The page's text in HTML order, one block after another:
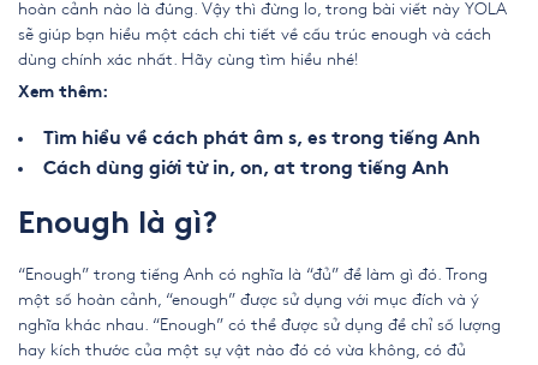
hoàn cảnh nào là đúng. Vậy thì đừng lo, trong bài viết này YOLA
sẽ giúp bạn hiểu một cách chi tiết về cấu trúc enough và cách
dùng chính xác nhất. Hãy cùng tìm hiểu nhé!
Xem thêm:
Tìm hiểu về cách phát âm s, es trong tiếng Anh
Cách dùng giới từ in, on, at trong tiếng Anh
Enough là gì?
“Enough” trong tiếng Anh có nghĩa là “đủ” để làm gì đó. Trong
một số hoàn cảnh, “enough” được sử dụng với mục đích và ý
nghĩa khác nhau. “Enough” có thể được sử dụng để chỉ số lượng
hay kích thước của một sự vật nào đó có vừa không, có đủ